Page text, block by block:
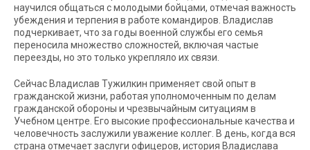
научился общаться с молодыми бойцами, отмечая важность
убеждения и терпения в работе командиров. Владислав
подчеркивает, что за годы военной службы его семья
переносила множество сложностей, включая частые
переезды, но это только укрепляло их связи.
Сейчас Владислав Тужилкин применяет свой опыт в
гражданской жизни, работая уполномоченным по делам
гражданской обороны и чрезвычайным ситуациям в
Учебном центре. Его высокие профессиональные качества и
человечность заслужили уважение коллег. В день, когда вся
страна отмечает заслуги офицеров, история Владислава